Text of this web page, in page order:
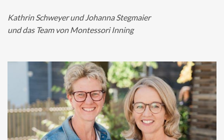
Kathrin Schweyer und Johanna Stegmaier
und das Team von Montessori Inning